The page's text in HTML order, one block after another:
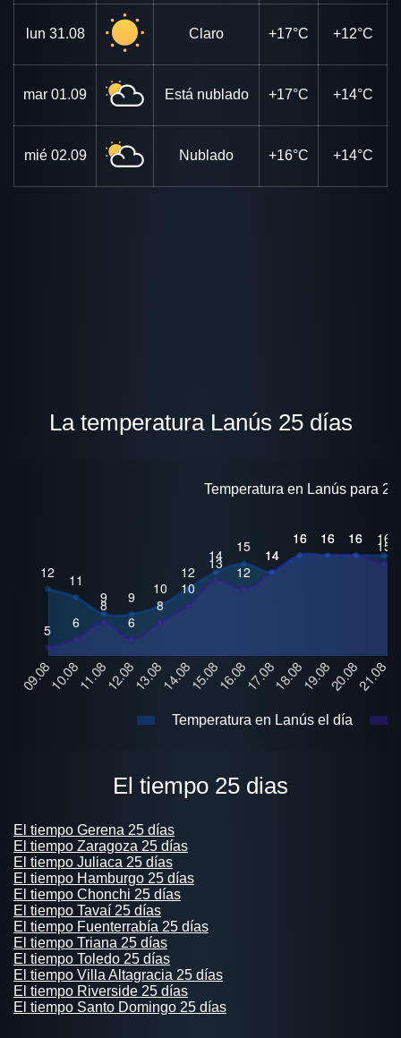
lun 31.08 Claro +17°C +12°C
mar 01.09 Está nublado +17°C +14°C
mié 02.09 Nublado +16°C +14°C
La temperatura Lanús 25 días
Temperatura en Lanús para
Temperatura en Lanús el día
El tiempo 25 dias
El tiempo Gerena 25 días
El tiempo Zaragoza 25 días
El tiempo Juliaca 25 días
El tiempo Hamburgo 25 días
El tiempo Chonchi 25 días
El tiempo Tavaí 25 días
El tiempo Fuenterrabía 25 días
El tiempo Triana 25 días
El tiempo Toledo 25 días
El tiempo Villa Altagracia 25 días
El tiempo Riverside 25 días
El tiempo Santo Domingo 25 días